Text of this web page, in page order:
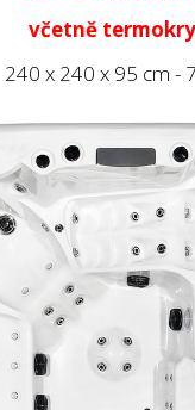
včetně
240 x 240 x 95 cm -